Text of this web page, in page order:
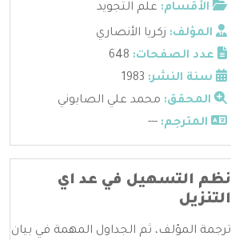
الأقسام: علم التجويد
المؤلف: زكريا الأنصاري
عدد الصفحات:
سنة النشر:
المحقق: محمد علي الصابوني
المترجم: ---
نظم التسهيل في عد اي
التنزيل
ترجمة المؤلف، ثم الجداول المهمة في بيان